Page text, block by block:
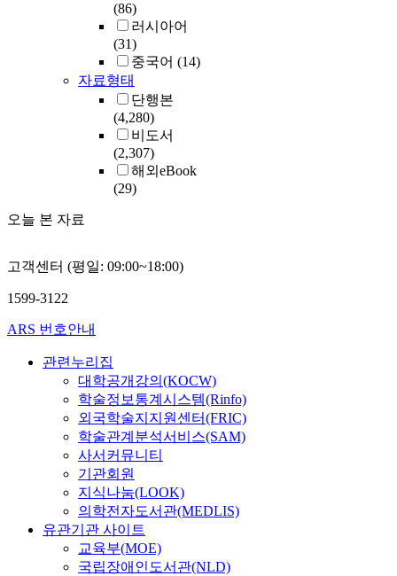
(86)
러시아어
(31)
중국어 (14)
자료형태
단행본
(4,280)
비도서
(2,307)
해외eBook
(29)
오늘 본 자료
고객센터 (평일: 09:00~18:00)
1599-3122
ARS 번호안내
관련누리집
대학공개강의(KOCW)
학술정보통계시스템(Rinfo)
외국학술지지원센터(FRIC)
학술관계분석서비스(SAM)
사서커뮤니티
기관회원
지식나눔(LOOK)
의학전자도서관(MEDLIS)
유관기관 사이트
교육부(MOE)
국립장애인도서관(NLD)